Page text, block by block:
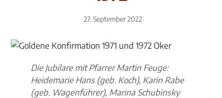
27. September 2022
Die Jubilare mit Pfarrer Martin Feuge:
Heidemarie Hans (geb. Koch), Karin Rabe
(geb. Wagenführer), Marina Schubinsky